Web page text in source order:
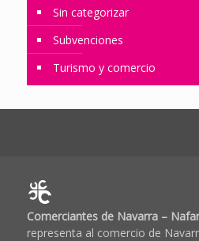
Sin categorizar
Subvenciones
Turismo y comercio
Comerciantes de Navarra –
representa al comercio de